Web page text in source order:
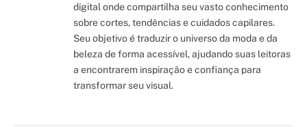
digital onde compartilha seu vasto conhecimento
sobre cortes, tendências e cuidados capilares.
Seu objetivo é traduzir o universo da moda e da
beleza de forma acessível, ajudando suas leitoras
a encontrarem inspiração e confiança para
transformar seu visual.